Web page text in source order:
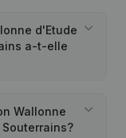
d'Etude
a-t-elle
Wallonne